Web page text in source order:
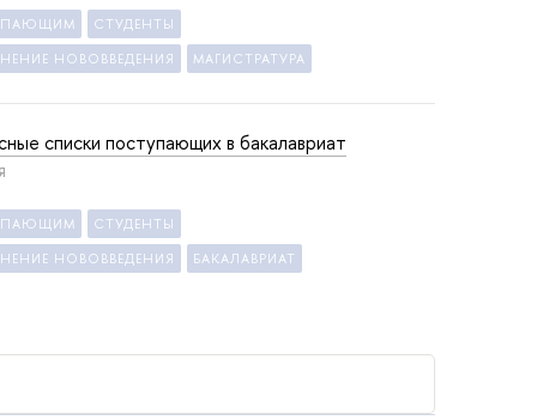
СТУДЕНТЫ
НОВОВВЕДЕНИЯ МАГИСТРАТУРА
списки поступающих в бакалавриат
СТУДЕНТЫ
НОВОВВЕДЕНИЯ БАКАЛАВРИАТ